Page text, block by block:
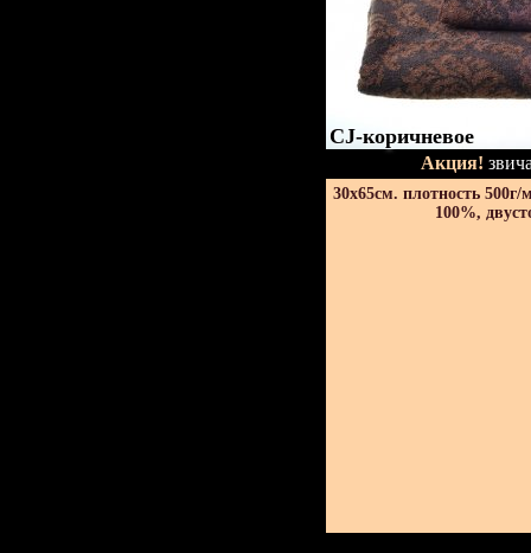
CJ-коричневое
Акция!
30х65см. плотность 500г/
100%,